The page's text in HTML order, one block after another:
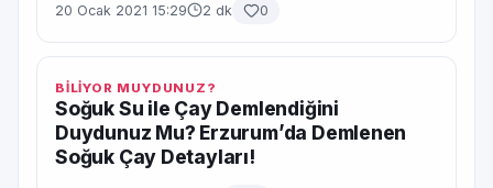
20 Ocak 2021 15:29 2 dk 0
BİLİYOR MUYDUNUZ?
Soğuk Su ile Çay Demlendiğini
Duydunuz Mu? Erzurum’da Demlenen
Soğuk Çay Detayları!